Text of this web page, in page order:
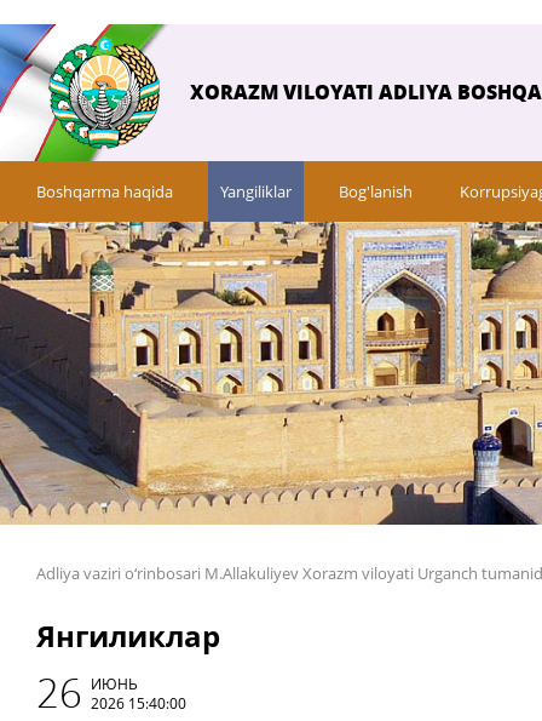
XORAZM VILOYATI ADLIYA
Boshqarma haqida Yangiliklar Bog'lanish
Adliya vaziri o‘rinbosari M.Allakuliyev Xorazm viloyati Urganch
Янгиликлар
26 ИЮНЬ
2026 15:40:00